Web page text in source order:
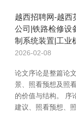
越西招聘网-越西
公司|铁路检修设
制系统装置|工业
2026-02-08
论文序论是整篇论
景、照看预想及照
的价值与结构。 序
建议、照看预想、